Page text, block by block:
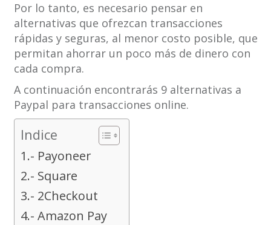
Por lo tanto, es necesario pensar en
alternativas que ofrezcan transacciones
rápidas y seguras, al menor costo posible, que
permitan ahorrar un poco más de dinero con
cada compra.
A continuación encontrarás 9 alternativas a
Paypal para transacciones online.
Indice
1.- Payoneer
2.- Square
3.- 2Checkout
4.- Amazon Pay